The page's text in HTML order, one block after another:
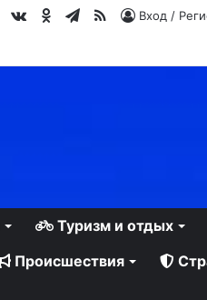
Вход /
RSS
Telegram
Одноклассники
vk.com
Туризм и отдых
Происшествия